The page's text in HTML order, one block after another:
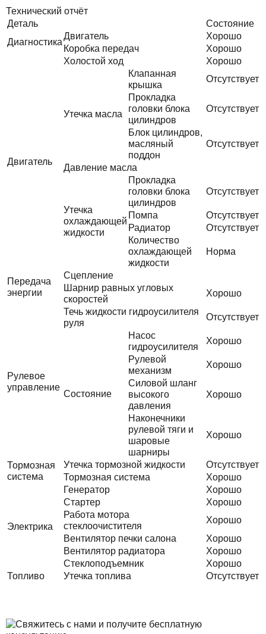
Технический отчёт
Деталь
Состояние
Диагностика
Двигатель
Хорошо
Коробка передач
Хорошо
Двигатель
Холостой ход Хорошо
Утечка масла
Клапанная
крышка
Отсутствует
Прокладка
головки блока
цилиндров
Отсутствует
Блок цилиндров,
масляный
поддон
Отсутствует
Давление масла
Утечка
охлаждающей
жидкости
Прокладка
головки блока
цилиндров
Отсутствует
Помпа
Отсутствует
Радиатор
Отсутствует
Количество
охлаждающей
жидкости
Норма
Передача
энергии
Сцепление
Шарнир равных угловых
скоростей
Хорошо
Рулевое
управление
Течь жидкости гидроусилителя
руля
Отсутствует
Состояние
Насос
гидроусилителя
Хорошо
Рулевой
механизм
Хорошо
Силовой шланг
высокого
давления
Хорошо
Наконечники
рулевой тяги и
шаровые
шарниры
Хорошо
Тормозная
система
Утечка тормозной жидкости
Отсутствует
Тормозная система
Хорошо
Электрика
Генератор
Хорошо
Стартер
Хорошо
Работа мотора
стеклоочистителя
Хорошо
Вентилятор печки салона
Хорошо
Вентилятор радиатора
Хорошо
Стеклоподъемник
Хорошо
Топливо
Утечка топлива Отсутствует